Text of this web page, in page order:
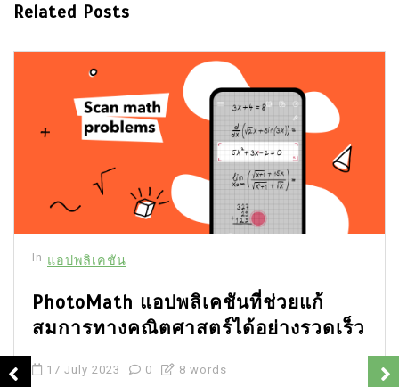
Related Posts
In แอปพลิเคชัน
PhotoMath แอปพลิเคชันที่ช่วยแก้
สมการทางคณิตศาสตร์ได้อย่างรวดเร็ว
17 July 2023 0 8 words